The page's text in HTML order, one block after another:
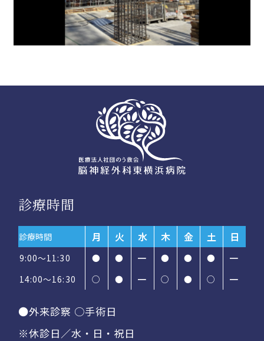
診療時間
診療時間 月 火 水 木 金 土 日
9:00～11:30 ● ● ━ ● ● ●
━
14:00〜16:30
○ ● ━ ○ ● ○ ━
●外来診察 ○手術日
※休診日／水・日・祝日